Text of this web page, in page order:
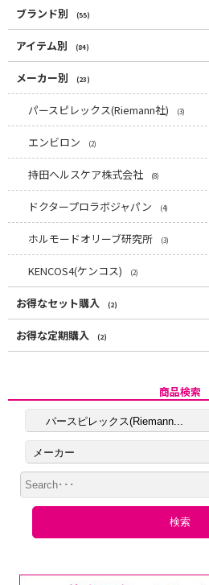
ブランド別 (55)
アイテム別 (84)
メーカー別 (23)
パースピレックス(Riemann社) (3)
エンビロン (2)
持田ヘルスケア株式会社 (8)
ドクタープロラボジャパン (4)
ホルモードオリーブ研究所 (3)
KENCOS4(ケンコス) (2)
お得なセット購入 (2)
お得な定期購入 (2)
商品検索
検索